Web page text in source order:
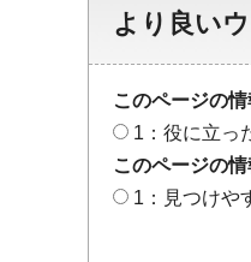
より良い
このページの
1：役に立っ
このページの
1：見つけや